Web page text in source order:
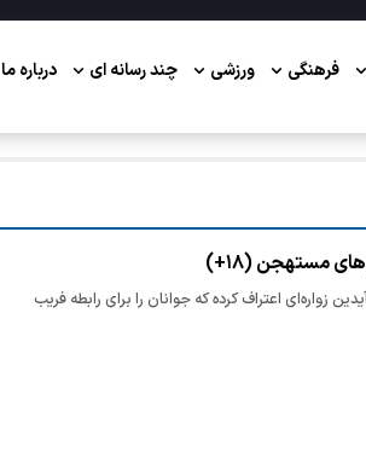
فرهنگی ورزشی چند رسانه ای درباره ما
مستهجن (۱۸+)
زواره‌ای اعتراف کرده که جوانان را برای رابطه فریب